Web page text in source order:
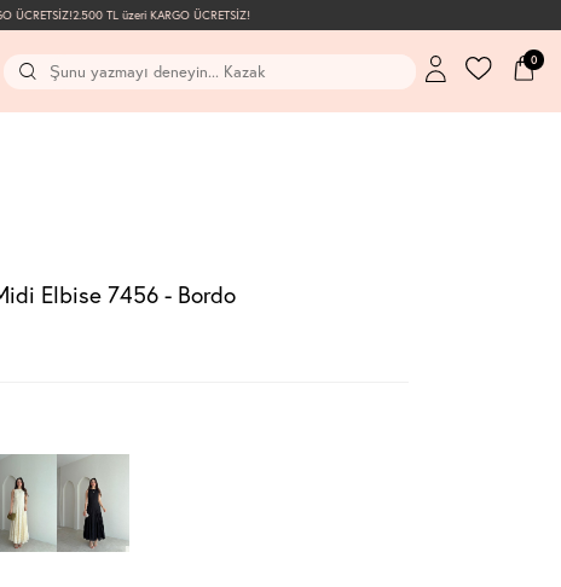
2.500 TL üzeri KARGO ÜCRETSİZ!
0
Elbise 7456 - Bordo